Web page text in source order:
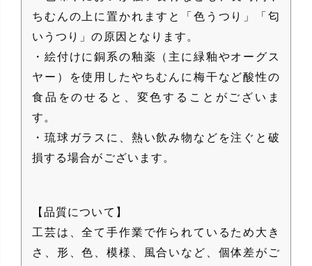
ちむんの上に置かれますと「色うつり」「匂
いうつり」の原因となります。
・絵付けに銅系の釉薬（主に緑釉やオーグス
ヤー）を使用したやちむんに梅干など酸性の
食品をのせると、変色することがございま
す。
・琉球ガラスに、熱い飲み物などを注ぐと破
損する場合がございます。
【品質について】
工芸は、全て手作業で作られているため大き
さ、形、色、模様、風合いなど、個体差がご